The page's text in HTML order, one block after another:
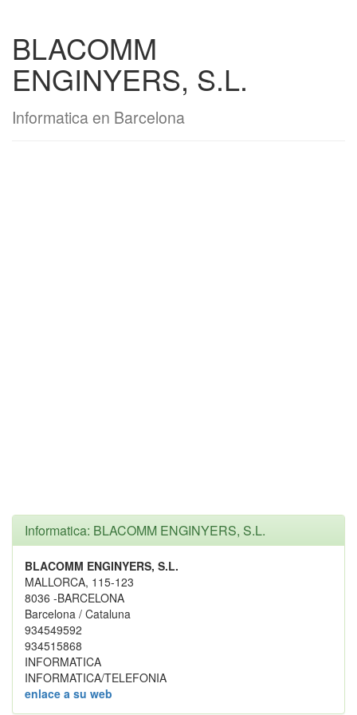
BLACOMM
ENGINYERS, S.L.
Informatica en Barcelona
Informatica: BLACOMM ENGINYERS, S.L.
BLACOMM ENGINYERS, S.L.
MALLORCA, 115-123
8036 -BARCELONA
Barcelona / Cataluna
934549592
934515868
INFORMATICA
INFORMATICA/TELEFONIA
enlace a su web